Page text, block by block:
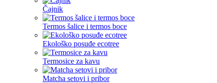
Čajnik
Termos šalice i termos boce
Ekološko posuđe ecotree
Termosice za kavu
Matcha setovi i pribor